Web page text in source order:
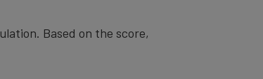
Based on the score,